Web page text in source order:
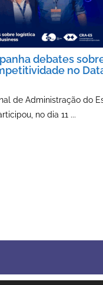
debates
no
de Administração do
no dia 11 ...